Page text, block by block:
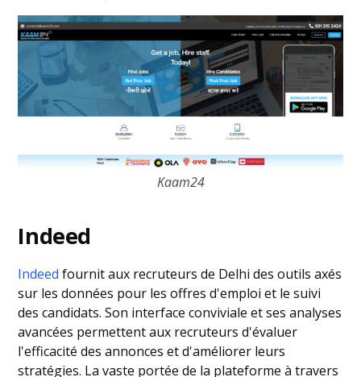
Kaam24
Indeed
Indeed fournit aux recruteurs de Delhi des outils axés
sur les données pour les offres d'emploi et le suivi
des candidats. Son interface conviviale et ses analyses
avancées permettent aux recruteurs d'évaluer
l'efficacité des annonces et d'améliorer leurs
stratégies. La vaste portée de la plateforme à travers